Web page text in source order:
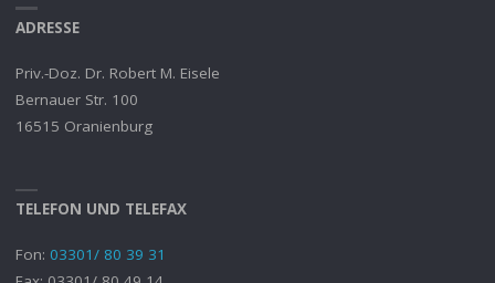
ADRESSE
Priv.-Doz. Dr. Robert M. Eisele
Bernauer Str. 100
16515 Oranienburg
TELEFON UND TELEFAX
Fon: 03301/ 80 39 31